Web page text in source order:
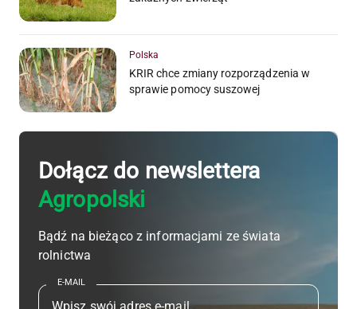
Polska
KRIR chce zmiany rozporządzenia w
sprawie pomocy suszowej
Dołącz do newslettera
Agropolski
Bądź na bieżąco z informacjami ze świata
rolnictwa
E-MAIL